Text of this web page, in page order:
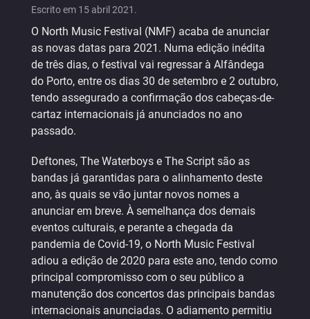
Escrito em 15 abril 2021 .
O North Music Festival (NMF) acaba de anunciar
as novas datas para 2021. Numa edição inédita
de três dias, o festival vai regressar à Alfândega
do Porto, entre os dias 30 de setembro e 2 outubro,
tendo assegurado a confirmação dos cabeças-de-
cartaz internacionais já anunciados no ano
passado.
Deftones, The Waterboys e The Script são as
bandas já garantidas para o alinhamento deste
ano, às quais se vão juntar novos nomes a
anunciar em breve. À semelhança dos demais
eventos culturais, e perante a chegada da
pandemia de Covid-19, o North Music Festival
adiou a edição de 2020 para este ano, tendo como
principal compromisso com o seu público a
manutenção dos concertos das principais bandas
internacionais anunciadas. O adiamento permitiu